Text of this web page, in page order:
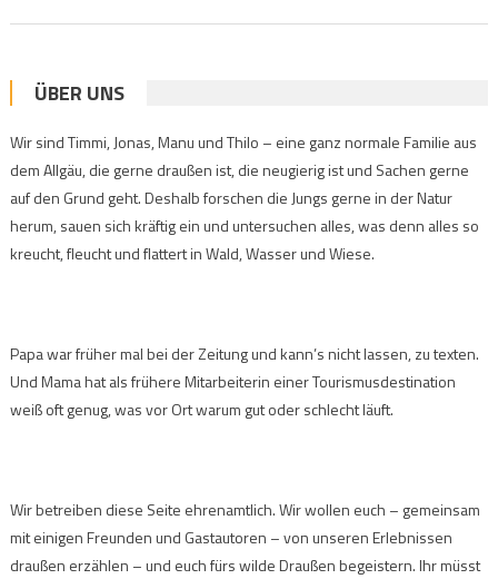
ÜBER UNS
Wir sind Timmi, Jonas, Manu und Thilo – eine ganz normale Familie aus
dem Allgäu, die gerne draußen ist, die neugierig ist und Sachen gerne
auf den Grund geht. Deshalb forschen die Jungs gerne in der Natur
herum, sauen sich kräftig ein und untersuchen alles, was denn alles so
kreucht, fleucht und flattert in Wald, Wasser und Wiese.
Papa war früher mal bei der Zeitung und kann’s nicht lassen, zu texten.
Und Mama hat als frühere Mitarbeiterin einer Tourismusdestination
weiß oft genug, was vor Ort warum gut oder schlecht läuft.
Wir betreiben diese Seite ehrenamtlich. Wir wollen euch – gemeinsam
mit einigen Freunden und Gastautoren – von unseren Erlebnissen
draußen erzählen – und euch fürs wilde Draußen begeistern. Ihr müsst